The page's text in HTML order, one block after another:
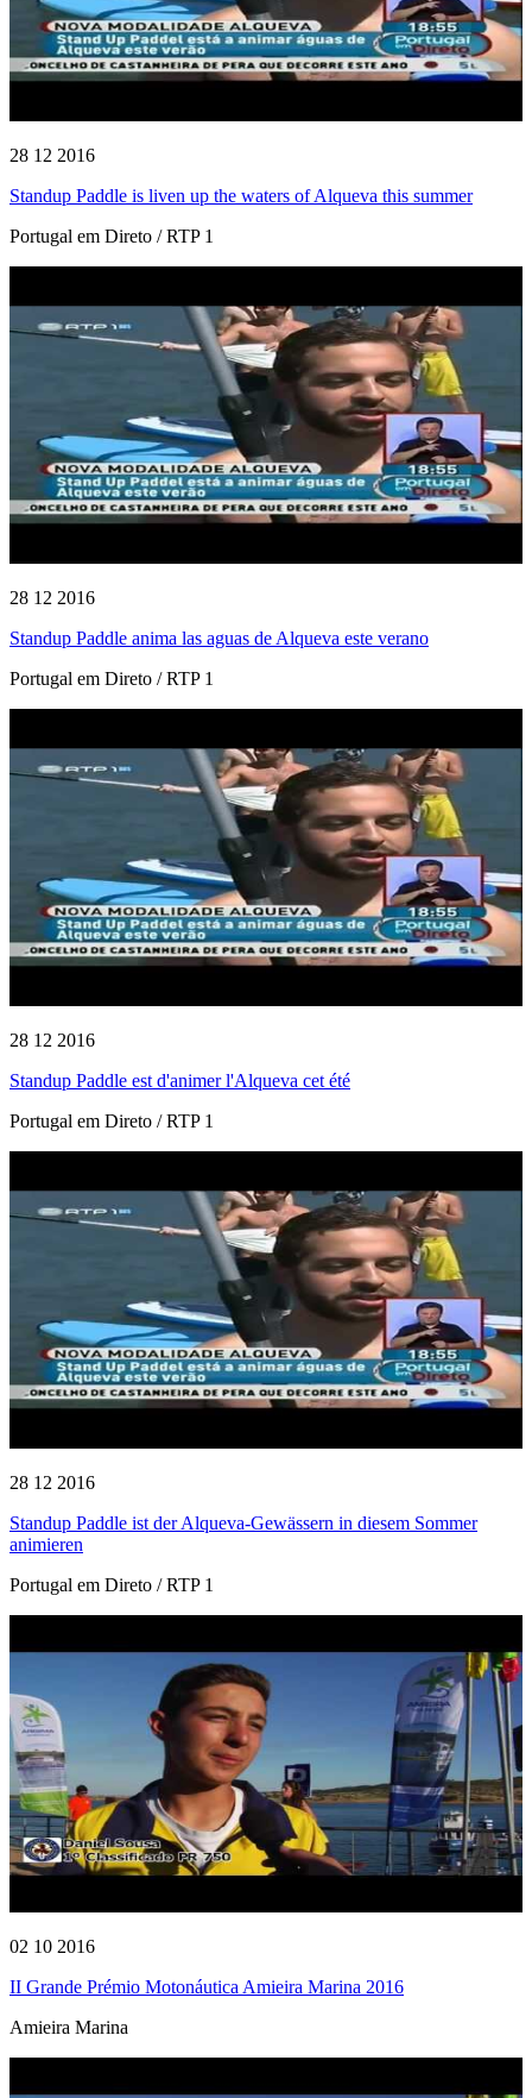
28 12 2016
Standup Paddle is liven up the waters of Alqueva this summer
Portugal em Direto / RTP 1
28 12 2016
Standup Paddle anima las aguas de Alqueva este verano
Portugal em Direto / RTP 1
28 12 2016
Standup Paddle est d'animer l'Alqueva cet été
Portugal em Direto / RTP 1
28 12 2016
Standup Paddle ist der Alqueva-Gewässern in diesem Sommer
animieren
Portugal em Direto / RTP 1
02 10 2016
II Grande Prémio Motonáutica Amieira Marina 2016
Amieira Marina